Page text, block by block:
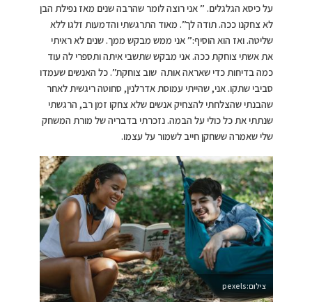
על כיסא הגלגלים. ” אני רוצה לומר שהרבה שנים מאז נפילת הבן
לא צחקנו ככה. תודה לך”. מאוד התרגשתי והדמעות זלגו ללא
שליטה. ואז הוא הוסיף:” אני ממש מבקש ממך. שנים לא ראיתי
את אשתי צוחקת ככה. אני מבקש שתשבי איתה ותספרי לה עוד
כמה בדיחות כדי שאראה אותה שוב צוחקת”. כל האנשים שעמדו
סביבי שתקו. אני, שהייתי עמוסת אדרלנין, סחוטה ריגשית לאחר
שהבנתי שהצלחתי להצחיק אנשים שלא צחקו זמן רב, הרגשתי
שנתתי את כל כולי על הבמה. נזכרתי בדבריה של מורת המשחק
שלי שאמרה ששחקן חייב לשמור על עצמו.
צילום:pexels